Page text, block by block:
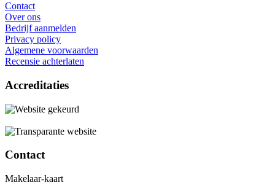
Contact
Over ons
Bedrijf aanmelden
Privacy policy
Algemene voorwaarden
Recensie achterlaten
Accreditaties
Contact
Makelaar-kaart